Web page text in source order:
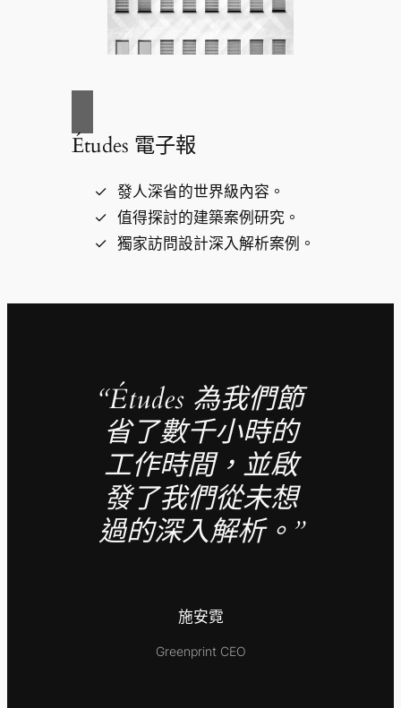
Études 電子報
發人深省的世界級內容。
值得探討的建築案例研究。
獨家訪問設計深入解析案例。
“Études 為我們節
省了數千小時的
工作時間，並啟
發了我們從未想
過的深入解析。”
施安霓
Greenprint CEO